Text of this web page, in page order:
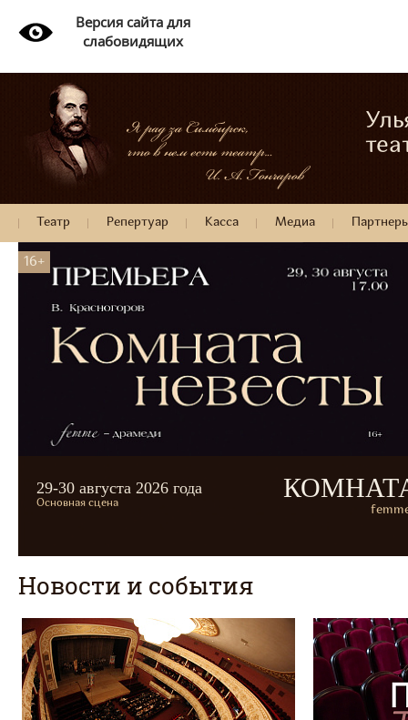
Версия сайта для
слабовидящих
Театр Репертуар Касса Медиа
16+
29-30 августа 2026 года
Основная сцена
Новости и события